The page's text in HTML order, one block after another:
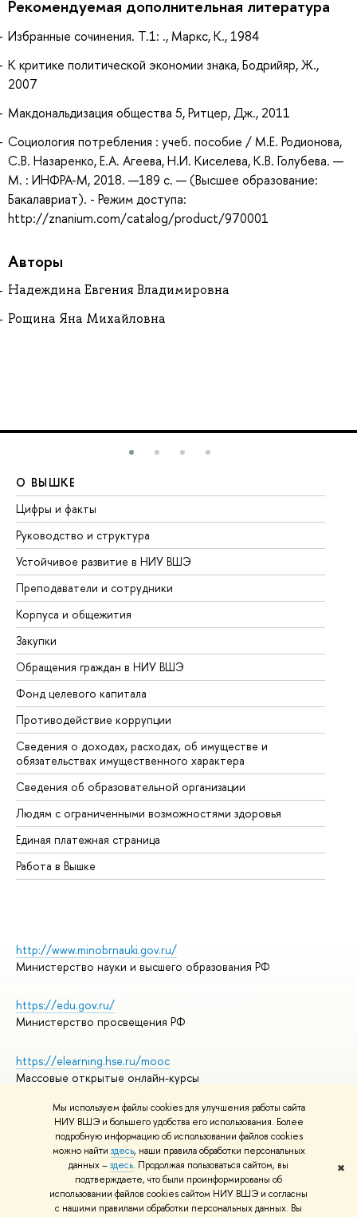
Мы используем файлы cookies для улучшения работы сайта
НИУ ВШЭ и большего удобства его использования. Более
подробную информацию об использовании файлов cookies
можно найти здесь, наши правила обработки персональных
данных –здесь. Продолжая пользоваться сайтом, вы
подтверждаете, что были проинформированы об
использовании файлов cookies сайтом НИУ ВШЭ и согласны
с нашими правилами обработки персональных данных. Вы
✖
Рекомендуемая дополнительная литература
Избранные сочинения. Т.1: ., Маркс, К., 1984
К критике политической экономии знака, Бодрийяр, Ж.,
2007
Макдональдизация общества 5, Ритцер, Дж., 2011
Социология потребления : учеб. пособие / М.Е. Родионова,
С.В. Назаренко, Е.А. Агеева, Н.И. Киселева, К.В. Голубева. —
М. : ИНФРА-М, 2018. —189 с. — (Высшее образование:
Бакалавриат). - Режим доступа:
http://znanium.com/catalog/product/970001
Авторы
Надеждина Евгения Владимировна
Рощина Яна Михайловна
О ВЫШКЕ
Цифры и факты
Руководство и структура
Устойчивое развитие в НИУ ВШЭ
Преподаватели и сотрудники
Корпуса и общежития
Закупки
Обращения граждан в НИУ ВШЭ
Фонд целевого капитала
Противодействие коррупции
Сведения о доходах, расходах, об имуществе и
обязательствах имущественного характера
Сведения об образовательной организации
Людям с ограниченными возможностями здоровья
Единая платежная страница
Работа в Вышке
http://www.minobrnauki.gov.ru/
Министерство науки и высшего образования РФ
https://edu.gov.ru/
Министерство просвещения РФ
https://elearning.hse.ru/mooc
Массовые открытые онлайн-курсы
© НИУ ВШЭ 1993–2026
Адреса и контакты
Условия использования материалов
Политика конфиденциальности
Правила применения рекомендательных технологий в НИУ ВШЭ